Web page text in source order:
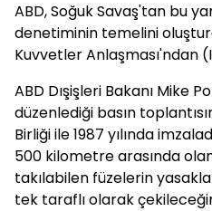
ABD, Soğuk Savaş'tan bu
denetiminin temelini
Kuvvetler Anlaşması'ndan
ABD Dışişleri Bakanı Mike
düzenlediği basın
Birliği ile 1987 yılında
500 kilometre arasında
takılabilen füzelerin
tek taraflı olarak